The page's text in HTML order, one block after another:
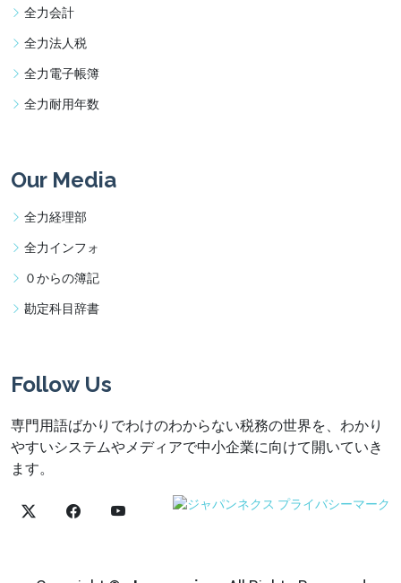
全力会計
全力法人税
全力電子帳簿
全力耐用年数
Our Media
全力経理部
全力インフォ
０からの簿記
勘定科目辞書
Follow Us
専門用語ばかりでわけのわからない税務の世界を、わかり
やすいシステムやメディアで中小企業に向けて開いていき
ます。